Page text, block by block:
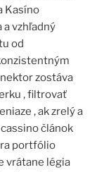
Kasíno
vzhľadný
od
zostáva
, filtrovať
, ak zrelý a
článok
portfólio
vrátane légia